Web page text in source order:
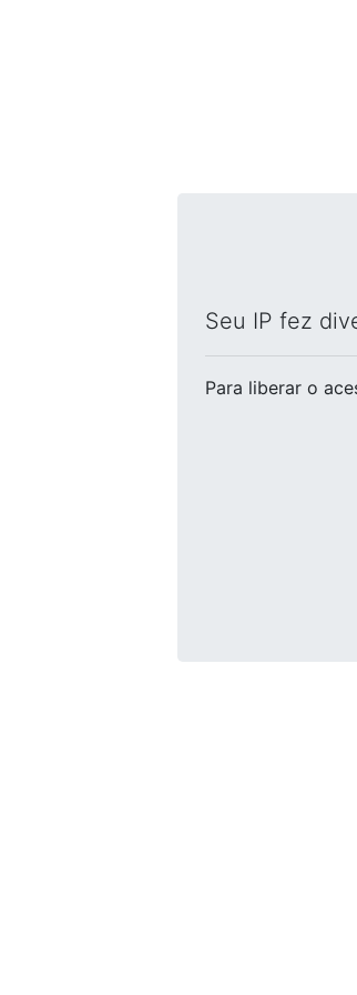
Seu IP fez
Para liberar o